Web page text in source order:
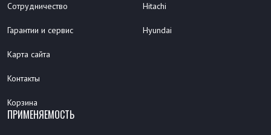
Сотрудничество
Гарантии и сервис
Карта сайта
Контакты
Корзина
Hitachi
Hyundai
ПРИМЕНЯЕМОСТЬ